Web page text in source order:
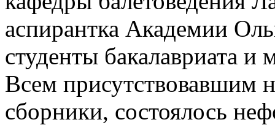
аспирантка Академии
студенты бакалавриата и
Всем присутствовавшим
сборники, состоялось